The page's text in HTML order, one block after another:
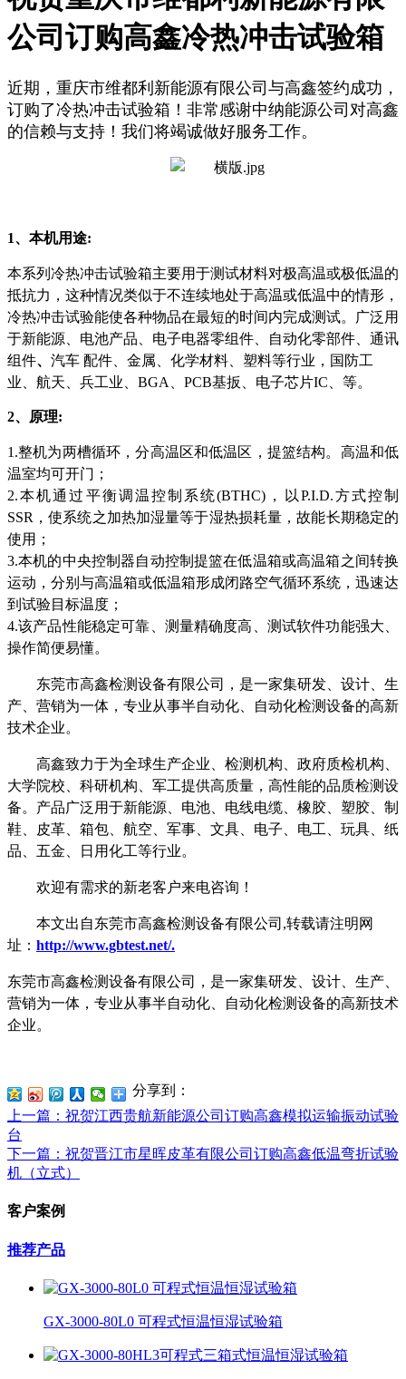
公司订购高鑫冷热冲击试验箱
近期，重庆市维都利新能源有限公司与高鑫签约成功，
订购了冷热冲击试验箱！非常感谢中纳能源公司对高鑫
的信赖与支持！我们将竭诚做好服务工作。
1、本机用途:
本系列冷热冲击试验箱主要用于测试材料对极高温或极低温的
抵抗力，这种情况类似于不连续地处于高温或低温中的情形，
冷热冲击试验能使各种物品在最短的时间内完成测试。
广泛用
于新能源、电池产品、电子电器零组件、自动化零部件、通讯
组件、 汽车 配件、金属、化学材料、塑料等行业，国防工
业、航天、兵工业、BGA、PCB基扳、电子芯片IC、等。
2、原理:
1.整机为两槽循环，分高温区和低温区，提篮结构。高温和低
温室均可开门；
2.本机通过平衡调温控制系统(BTHC)，以P.I.D.方式控制
SSR，使系统之加热加湿量等于湿热损耗量，故能长期稳定的
使用；
3.本机的中央控制器自动控制提篮在低温箱或高温箱之间转换
运动，分别与高温箱或低温箱形成闭路空气循环系统，迅速达
到试验目标温度 ；
4.该产品性能稳定可靠、测量精确度高、测试软件功能强大、
操作简便易懂。
东莞市高鑫检测设备有限公司，是一家集研发、设计、生
产、营销为一体，专业从事半自动化、自动化检测设备的高新
技术企业。
高鑫致力于为全球生产企业、检测机构、政府质检机构、
大学院校、科研机构、军工提供高质量，高性能的品质检测设
备。产品广泛用于新能源、电池、电线电缆、橡胶、塑胶、制
鞋、皮革、箱包、航空、军事、文具、电子、电工、玩具、纸
品、五金、日用化工等行业。
欢迎有需求的新老客户来电咨询！
本文出自东莞市高鑫检测设备有限公司,转载请注明网
址： http://www.gbtest.net/.
东莞市高鑫检测设备有限公司，是一家集研发、设计、生产、
营销为一体，专业从事半自动化、自动化检测设备的高新技术
企业。
分享到：
上一篇 ：祝贺江西贵航新能源公司订购高鑫模拟运输振动试验
台
下一篇 ：祝贺晋江市星晖皮革有限公司订购高鑫低温弯折试验
机（立式）
客户案例
推荐产品
GX-3000-80L0 可程式恒温恒湿试验箱